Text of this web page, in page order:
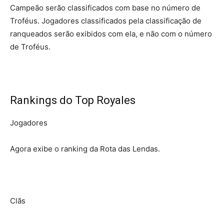
Campeão serão classificados com base no número de
Troféus. Jogadores classificados pela classificação de
ranqueados serão exibidos com ela, e não com o número
de Troféus.
Rankings do Top Royales
Jogadores
Agora exibe o ranking da Rota das Lendas.
Clãs